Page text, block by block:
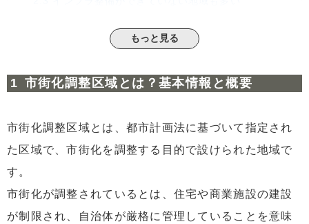
周辺に商業施設が少ない
将来的に売却が難しい
2.6助成金の対象外になっているケースが多い
3.2周辺環境が変わる期待は持たない方がよい
5市街化調整区域のメリットとデメリットを総合的に考え
る
もっと見る
市街化調整区域とは？基本情報と概要
市街化調整区域とは、都市計画法に基づいて指定され
た区域で、市街化を調整する目的で設けられた地域で
す。
市街化が調整されているとは、住宅や商業施設の建設
が制限され、自治体が厳格に管理していることを意味